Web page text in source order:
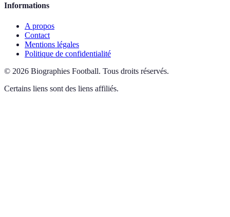
Informations
A propos
Contact
Mentions légales
Politique de confidentialité
© 2026 Biographies Football. Tous droits réservés.
Certains liens sont des liens affiliés.